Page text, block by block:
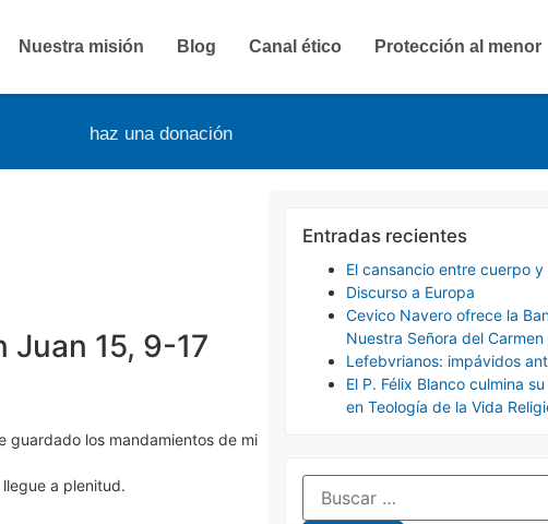
haz una donación
Nuestra misión Blog Canal ético Protección al menor
Juan 15, 9-17
guardado los mandamientos de mi
a plenitud.
Entradas recientes
El cansancio entre cuerpo y
Discurso a Europa
Cevico Navero ofrece la
Nuestra Señora del Carmen
Lefebvrianos: impávidos
El P. Félix Blanco culmina
en Teología de la Vida